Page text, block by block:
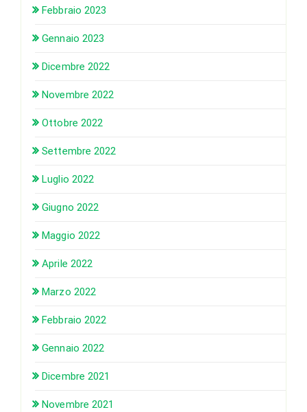
Febbraio 2023
Gennaio 2023
Dicembre 2022
Novembre 2022
Ottobre 2022
Settembre 2022
Luglio 2022
Giugno 2022
Maggio 2022
Aprile 2022
Marzo 2022
Febbraio 2022
Gennaio 2022
Dicembre 2021
Novembre 2021